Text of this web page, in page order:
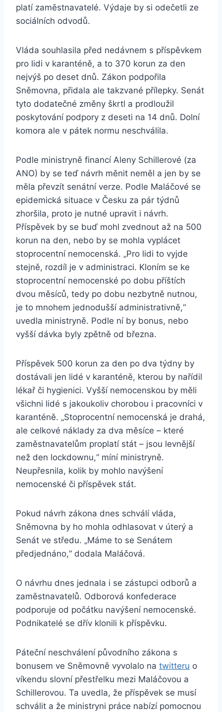
platí zaměstnavatelé. Výdaje by si odečetli ze
sociálních odvodů.
Vláda souhlasila před nedávnem s příspěvkem
pro lidi v karanténě, a to 370 korun za den
nejvýš po deset dnů. Zákon podpořila
Sněmovna, přidala ale takzvané přílepky. Senát
tyto dodatečné změny škrtl a prodloužil
poskytování podpory z deseti na 14 dnů. Dolní
komora ale v pátek normu neschválila.
Podle ministryně financí Aleny Schillerové (za
ANO) by se teď návrh měnit neměl a jen by se
měla převzít senátní verze. Podle Maláčové se
epidemická situace v Česku za pár týdnů
zhoršila, proto je nutné upravit i návrh.
Příspěvek by se buď mohl zvednout až na 500
korun na den, nebo by se mohla vyplácet
stoprocentní nemocenská. „Pro lidi to vyjde
stejně, rozdíl je v administraci. Kloním se ke
stoprocentní nemocenské po dobu příštích
dvou měsíců, tedy po dobu nezbytně nutnou,
je to mnohem jednodušší administrativně,“
uvedla ministryně. Podle ní by bonus, nebo
vyšší dávka byly zpětně od března.
Příspěvek 500 korun za den po dva týdny by
dostávali jen lidé v karanténě, kterou by nařídil
lékař či hygienici. Vyšší nemocenskou by měli
všichni lidé s jakoukoliv chorobou i pracovníci v
karanténě. „Stoprocentní nemocenská je drahá,
ale celkové náklady za dva měsíce – které
zaměstnavatelům proplatí stát – jsou levnější
než den lockdownu,“ míní ministryně.
Neupřesnila, kolik by mohlo navýšení
nemocenské či příspěvek stát.
Pokud návrh zákona dnes schválí vláda,
Sněmovna by ho mohla odhlasovat v úterý a
Senát ve středu. „Máme to se Senátem
předjednáno,“ dodala Maláčová.
O návrhu dnes jednala i se zástupci odborů a
zaměstnavatelů. Odborová konfederace
podporuje od počátku navýšení nemocenské.
Podnikatelé se dřív klonili k příspěvku.
Páteční neschválení původního zákona s
bonusem ve Sněmovně vyvolalo na twitteru o
víkendu slovní přestřelku mezi Maláčovou a
Schillerovou. Ta uvedla, že příspěvek se musí
schválit a že ministryni práce nabízí pomocnou